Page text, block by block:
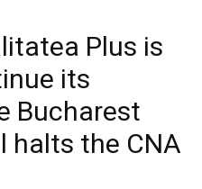
Plus is
its
Bucharest
halts the CNA